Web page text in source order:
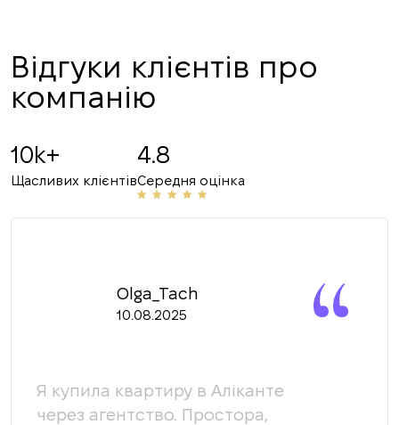
Відгуки клієнтів про
компанію
10k+
Щасливих клієнтів
4.8
Середня оцінка
Olga_Tach
10.08.2025
Я купила квартиру в Аліканте
через агентство. Простора,